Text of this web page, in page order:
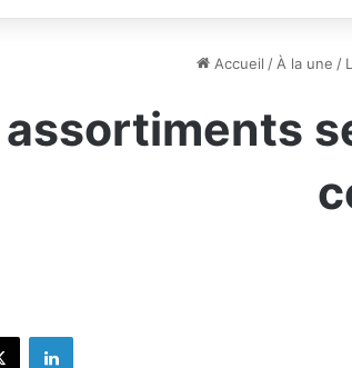
Accueil / À la une /
assortiments
X Linkedin